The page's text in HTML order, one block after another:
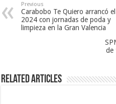
Previous
Carabobo Te Quiero arrancó el
2024 con jornadas de poda y
limpieza en la Gran Valencia
de
Related Articles